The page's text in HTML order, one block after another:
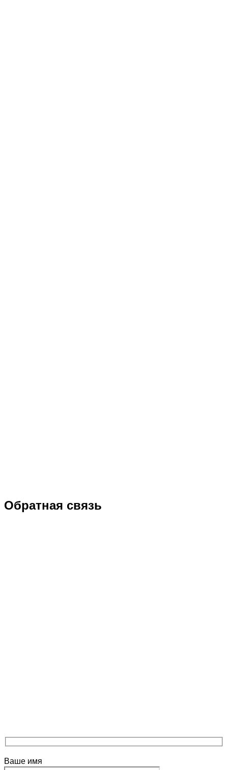
Обратная связь
Ваше имя